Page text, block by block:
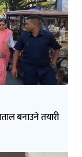
बनाउने तयारी